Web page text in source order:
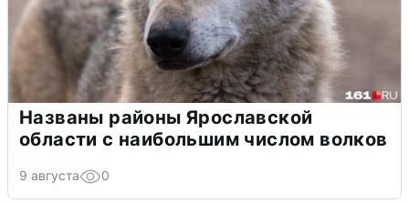
Названы районы Ярославской
области с наибольшим числом волков
9 августа 0